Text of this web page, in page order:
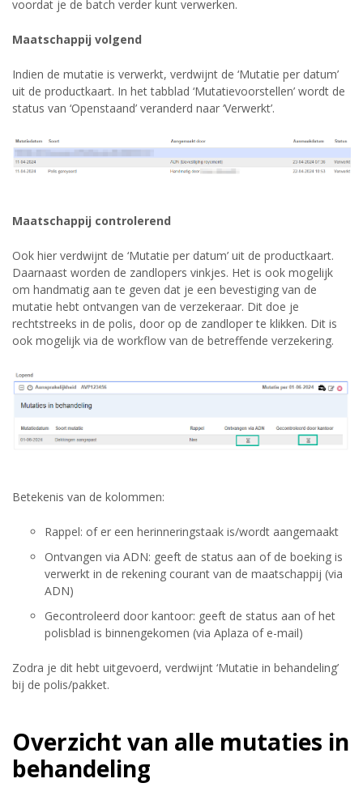
voordat je de batch verder kunt verwerken.
Maatschappij volgend
Indien de mutatie is verwerkt, verdwijnt de ‘Mutatie per datum’
uit de productkaart. In het tabblad ‘Mutatievoorstellen’ wordt de
status van ‘Openstaand’ veranderd naar ‘Verwerkt’.
Maatschappij controlerend
Ook hier verdwijnt de ‘Mutatie per datum’ uit de productkaart.
Daarnaast worden de zandlopers vinkjes. Het is ook mogelijk
om handmatig aan te geven dat je een bevestiging van de
mutatie hebt ontvangen van de verzekeraar. Dit doe je
rechtstreeks in de polis, door op de zandloper te klikken. Dit is
ook mogelijk via de workflow van de betreffende verzekering.
Betekenis van de kolommen:
Rappel: of er een herinneringstaak is/wordt aangemaakt
Ontvangen via ADN: geeft de status aan of de boeking is
verwerkt in de rekening courant van de maatschappij (via
ADN)
Gecontroleerd door kantoor: geeft de status aan of het
polisblad is binnengekomen (via Aplaza of e-mail)
Zodra je dit hebt uitgevoerd, verdwijnt ‘Mutatie in behandeling’
bij de polis/pakket.
Overzicht van alle mutaties in
behandeling